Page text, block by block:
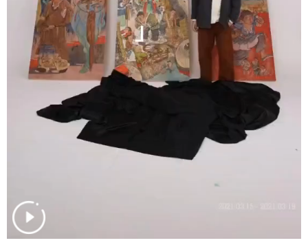
地方频道
北京 天津 河北 山西
浙江 江西
河南 湖北
四川
陕西 甘肃 青海 宁夏